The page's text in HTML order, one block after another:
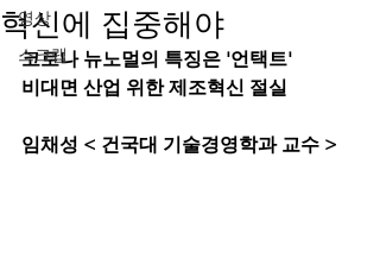
영상
스크랩
혁신에 집중해야
코로나 뉴노멀의 특징은 '언택트'
비대면 산업 위한 제조혁신 절실
임채성 < 건국대 기술경영학과 교수 >